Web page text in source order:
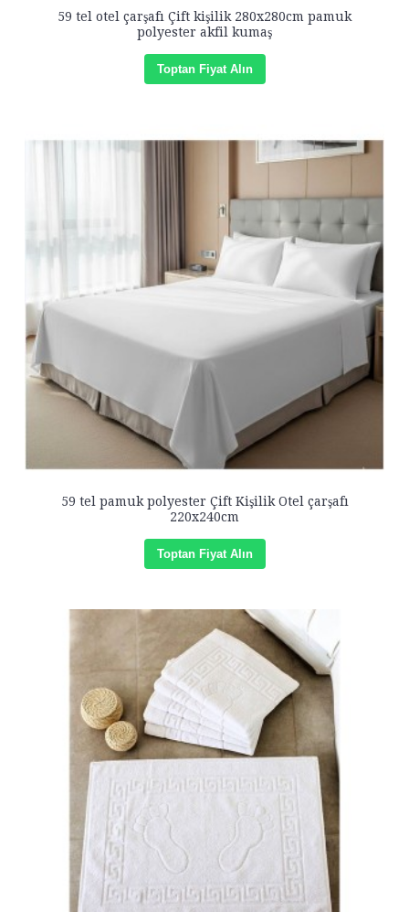
59 tel otel çarşafı Çift kişilik 280x280cm pamuk
polyester akfil kumaş
Toptan Fiyat Alın
59 tel pamuk polyester Çift Kişilik Otel çarşafı
220x240cm
Toptan Fiyat Alın